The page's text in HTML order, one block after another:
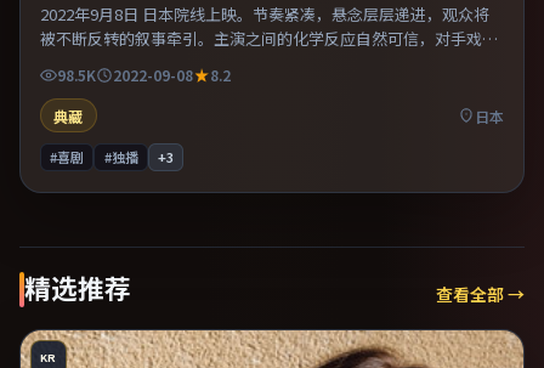
2022年9月8日 日本院线上映。节奏紧凑，悬念层层递进，观众将
被不断反转的叙事牵引。主演之间的化学反应自然可信，对手戏张
98.5K 2022-09-08
8.2
典藏
日本
#喜剧 #独播 +3
精选推荐 查看全部 →
KR